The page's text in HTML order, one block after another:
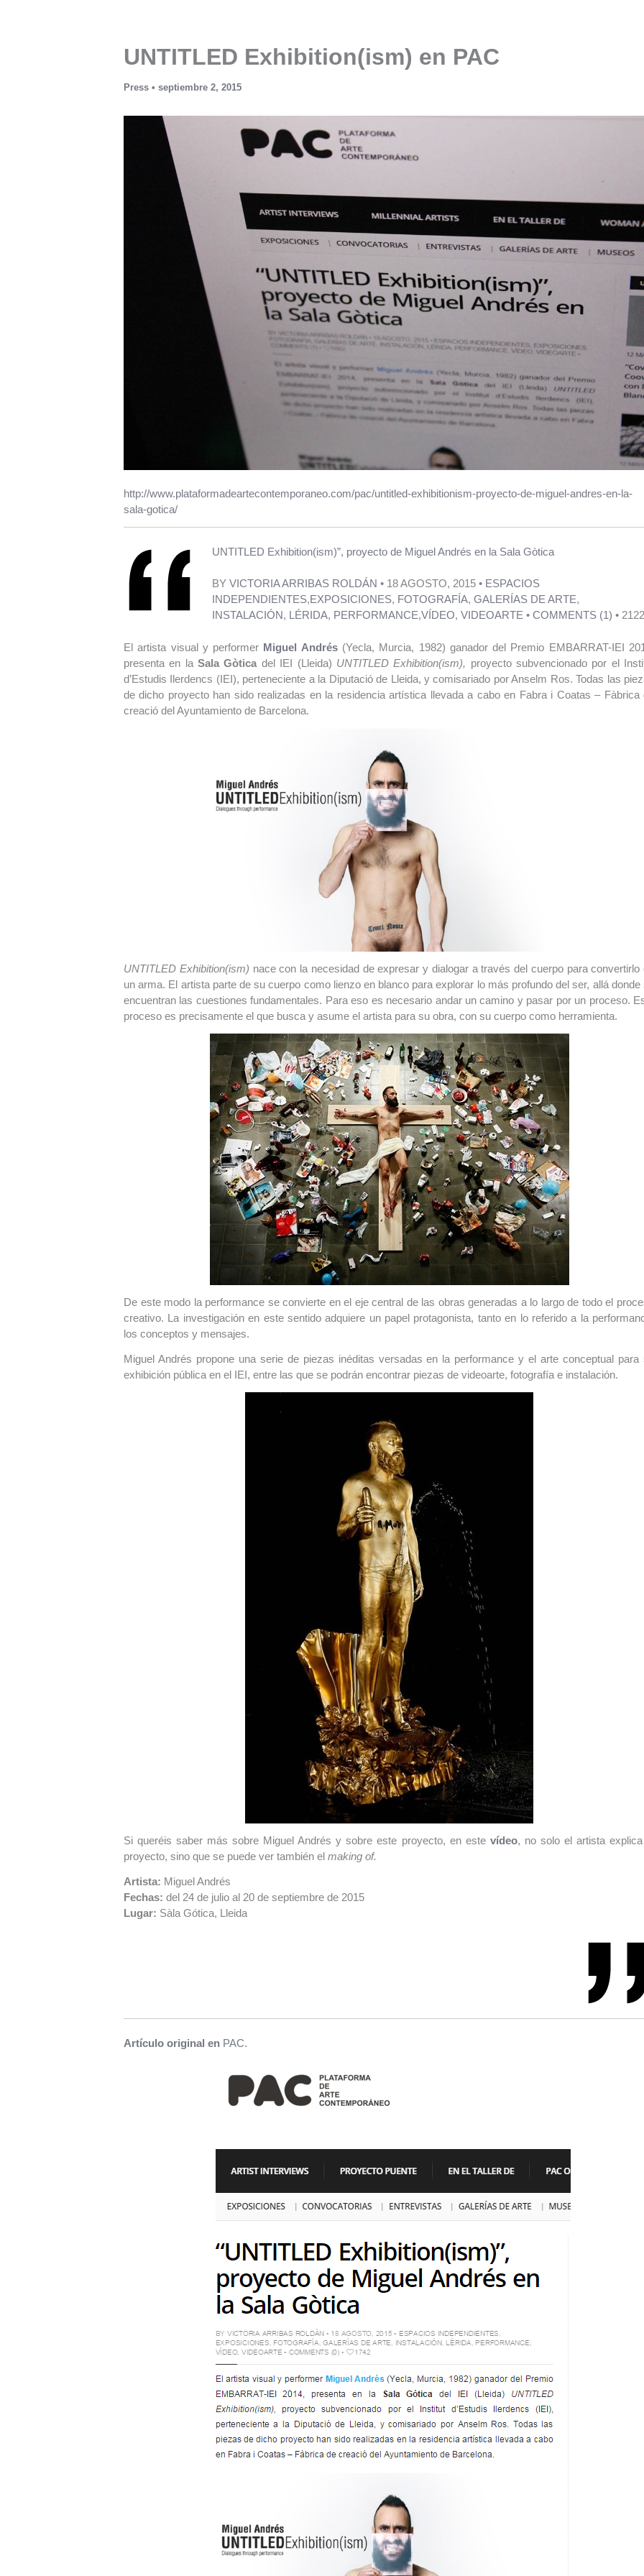
UNTITLED Exhibition(ism) en PAC
Press • septiembre 2, 2015
http://www.plataformadeartecontemporaneo.com/pac/untitled-exhibitionism-proyecto-de-miguel-andres-en-la-
sala-gotica/
UNTITLED Exhibition(ism)”, proyecto de Miguel Andrés en la Sala Gòtica
BY VICTORIA ARRIBAS ROLDÁN • 18 AGOSTO, 2015 • ESPACIOS
INDEPENDIENTES,EXPOSICIONES, FOTOGRAFÍA, GALERÍAS DE ARTE,
INSTALACIÓN, LÉRIDA, PERFORMANCE,VÍDEO, VIDEOARTE • COMMENTS (1) • 2122
El artista visual y performer Miguel Andrés(Yecla, Murcia, 1982) ganador del Premio EMBARRAT-IEI
presenta en laSala Gòtica del IEI (Lleida) UNTITLED Exhibition(ism), proyecto subvencionado por el
d’Estudis Ilerdencs (IEI), perteneciente a la Diputació de Lleida, y comisariado por Anselm Ros. Todas las
de dicho proyecto han sido realizadas en la residencia artística llevada a cabo en Fabra i Coatas – Fàbrica
creació del Ayuntamiento de Barcelona.
UNTITLED Exhibition(ism) nace con la necesidad de expresar y dialogar a través del cuerpo para convertirlo
un arma. El artista parte de su cuerpo como lienzo en blanco para explorar lo más profundo del ser, allá donde
encuentran las cuestiones fundamentales. Para eso es necesario andar un camino y pasar por un proceso.
proceso es precisamente el que busca y asume el artista para su obra, con su cuerpo como herramienta.
De este modo la performance se convierte en el eje central de las obras generadas a lo largo de todo el
creativo. La investigación en este sentido adquiere un papel protagonista, tanto en lo referido a la
los conceptos y mensajes.
Miguel Andrés propone una serie de piezas inéditas versadas en la performance y el arte conceptual para
exhibición pública en el IEI, entre las que se podrán encontrar piezas de videoarte, fotografía e instalación.
Si queréis saber más sobre Miguel Andrés y sobre este proyecto, en este vídeo, no solo el artista
proyecto, sino que se puede ver también el making of.
Artista: Miguel Andrés
Fechas: del 24 de julio al 20 de septiembre de 2015
Lugar: Sàla Gótica, Lleida
Artículo original en PAC.